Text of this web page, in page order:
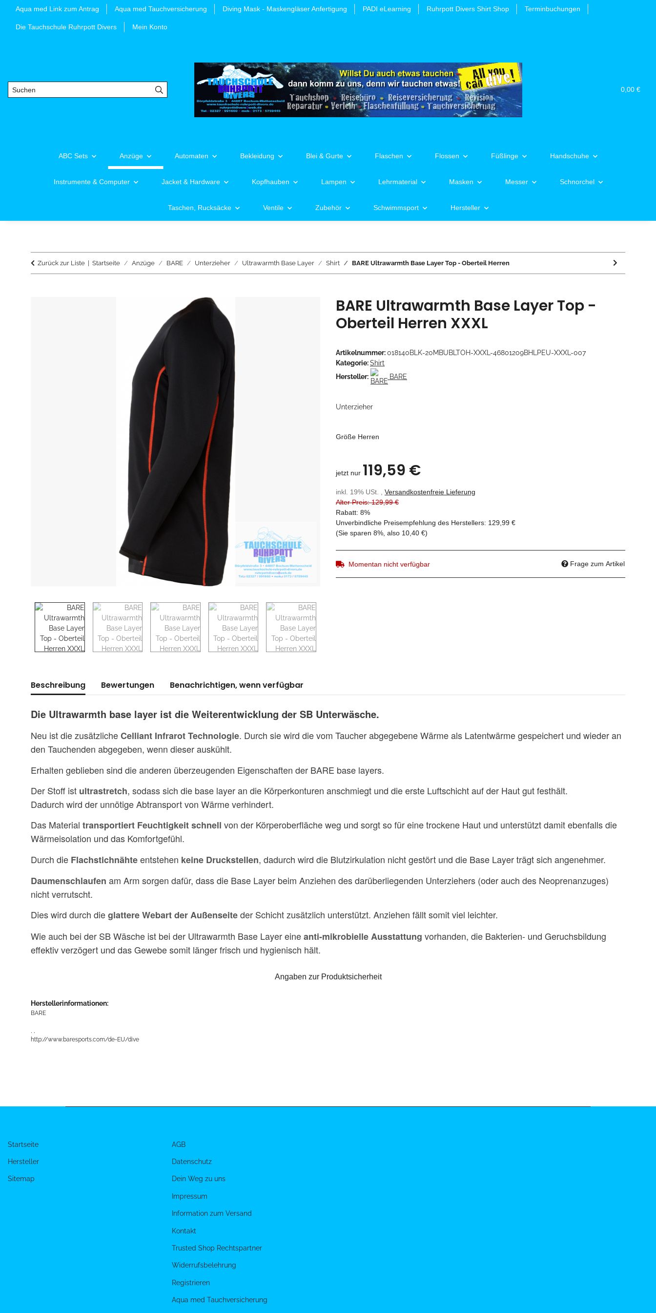
Aqua med Link zum Antrag Aqua med Tauchversicherung Diving Mask - Maskengläser Anfertigung PADI eLearning Ruhrpott Divers Shirt Shop Terminbuchungen
Die Tauchschule Ruhrpott Divers Mein Konto
0,00 €
ABC Sets Anzüge Automaten Bekleidung Blei & Gurte Flaschen Flossen Füßlinge Handschuhe
Instrumente & Computer Jacket & Hardware Kopfhauben Lampen Lehrmaterial Masken Messer Schnorchel
Taschen, Rucksäcke Ventile Zubehör Schwimmsport Hersteller
Zurück zur Liste Startseite Anzüge BARE Unterzieher Ultrawarmth Base Layer Shirt BARE Ultrawarmth Base Layer Top - Oberteil Herren
BARE Ultrawarmth Base Layer Top -
Oberteil Herren XXXL
Artikelnummer:018140BLK-20MBUBLTOH-XXXL-46801209BHLPEU-XXXL-007
Kategorie:Shirt
Hersteller:
BARE
Unterzieher
Größe Herren
jetzt nur 119,59 €
inkl. 19% USt. , Versandkostenfreie Lieferung
Alter Preis: 129,99 €
Rabatt: 8%
Unverbindliche Preisempfehlung des Herstellers: 129,99 €
(Sie sparen 8% , also 10,40 €)
Momentan nicht verfügbar Frage zum Artikel
weitere Registerkarten anzeigen
Beschreibung Bewertungen Benachrichtigen, wenn verfügbar
Die Ultrawarmth base layer ist die Weiterentwicklung der SB Unterwäsche.
Neu ist die zusätzlicheCelliant Infrarot Technologie. Durch sie wird die vom Taucher abgegebene Wärme als Latentwärme gespeichert und wieder an
den Tauchenden abgegeben, wenn dieser auskühlt.
Erhalten geblieben sind die anderen überzeugenden Eigenschaften der BARE base layers.
Der Stoff ist ultrastretch, sodass sich die base layer an die Körperkonturen anschmiegt und die erste Luftschicht auf der Haut gut festhält.
Dadurch wird der unnötige Abtransport von Wärme verhindert.
Das Material transportiert Feuchtigkeit schnell von der Körperoberfläche weg und sorgt so für eine trockene Haut und unterstützt damit ebenfalls die
Wärmeisolation und das Komfortgefühl.
Durch die Flachstichnähteentstehen keine Druckstellen, dadurch wird die Blutzirkulation nicht gestört und die Base Layer trägt sich angenehmer.
Daumenschlaufen am Arm sorgen dafür, dass die Base Layer beim Anziehen des darüberliegenden Unterziehers (oder auch des Neoprenanzuges)
nicht verrutscht.
Dies wird durch dieglattere Webart der Außenseiteder Schicht zusätzlich unterstützt. Anziehen fällt somit viel leichter.
Wie auch bei der SB Wäsche ist bei der Ultrawarmth Base Layer eineanti-mikrobielle Ausstattung vorhanden, die Bakterien- und Geruchsbildung
effektiv verzögert und das Gewebe somit länger frisch und hygienisch hält.
Angaben zur Produktsicherheit
Herstellerinformationen:
BARE
http://www.baresports.com/de-EU/dive
Startseite
Hersteller
Sitemap
AGB
Datenschutz
Dein Weg zu uns
Impressum
Information zum Versand
Kontakt
Trusted Shop Rechtspartner
Widerrufsbelehrung
Registrieren
Aqua med Tauchversicherung